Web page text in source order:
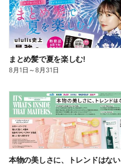
まとめ髪で夏を楽しむ!
8月1日 ～8月31日
本物の美しさに、トレンドはない